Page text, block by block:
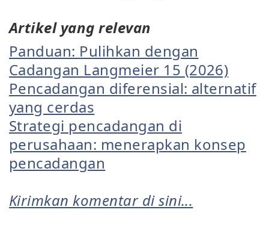
Artikel yang relevan
Panduan: Pulihkan dengan
Cadangan Langmeier 15 (2026)
Pencadangan diferensial: alternatif
yang cerdas
Strategi pencadangan di
perusahaan: menerapkan konsep
pencadangan
Kirimkan komentar di sini...